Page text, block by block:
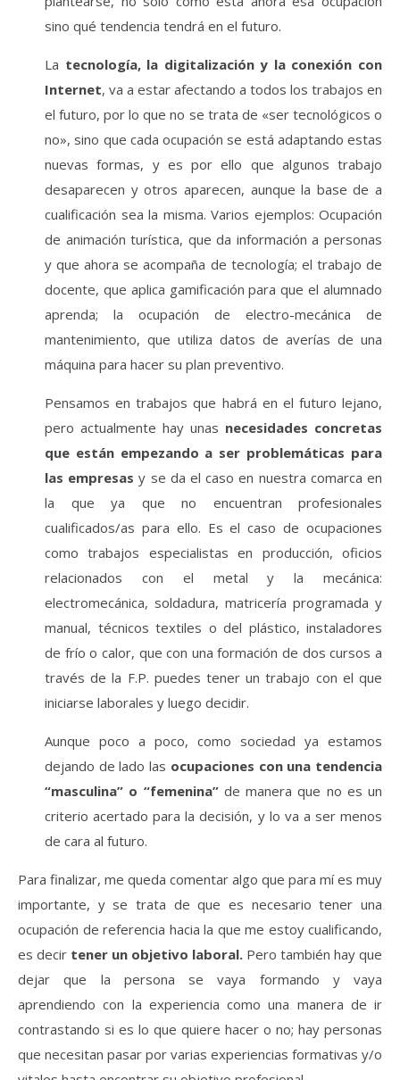
sino qué tendencia tendrá en el futuro.
La tecnología, la digitalización y la conexión con
Internet, va a estar afectando a todos los trabajos en
el futuro, por lo que no se trata de «ser tecnológicos o
no», sino que cada ocupación se está adaptando estas
nuevas formas, y es por ello que algunos trabajo
desaparecen y otros aparecen, aunque la base de a
cualificación sea la misma. Varios ejemplos: Ocupación
de animación turística, que da información a personas
y que ahora se acompaña de tecnología; el trabajo de
docente, que aplica gamificación para que el alumnado
aprenda; la ocupación de electro-mecánica de
mantenimiento, que utiliza datos de averías de una
máquina para hacer su plan preventivo.
Pensamos en trabajos que habrá en el futuro lejano,
pero actualmente hay unas necesidades concretas
que están empezando a ser problemáticas para
las empresas y se da el caso en nuestra comarca en
la que ya que no encuentran profesionales
cualificados/as para ello. Es el caso de ocupaciones
como trabajos especialistas en producción, oficios
relacionados con el metal y la mecánica:
electromecánica, soldadura, matricería programada y
manual, técnicos textiles o del plástico, instaladores
de frío o calor, que con una formación de dos cursos a
través de la F.P. puedes tener un trabajo con el que
iniciarse laborales y luego decidir.
Aunque poco a poco, como sociedad ya estamos
dejando de lado las ocupaciones con una tendencia
“masculina” o “femenina” de manera que no es un
criterio acertado para la decisión, y lo va a ser menos
de cara al futuro.
Para finalizar, me queda comentar algo que para mí es muy
importante, y se trata de que es necesario tener una
ocupación de referencia hacia la que me estoy cualificando,
es decir tener un objetivo laboral. Pero también hay que
dejar que la persona se vaya formando y vaya
aprendiendo con la experiencia como una manera de ir
contrastando si es lo que quiere hacer o no; hay personas
que necesitan pasar por varias experiencias formativas y/o